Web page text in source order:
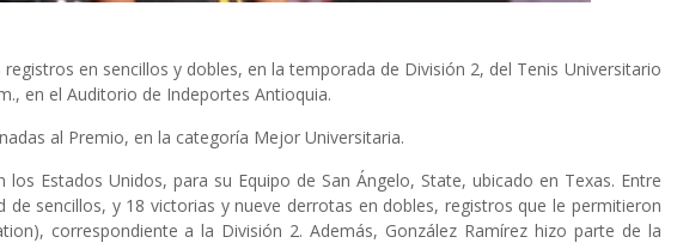
en sencillos y dobles, en la temporada de División 2, del Tenis Universitario
en el Auditorio de Indeportes Antioquia.
al Premio, en la categoría Mejor Universitaria.
Estados Unidos, para su Equipo de San Ángelo, State, ubicado en Texas. Entre
sencillos, y 18 victorias y nueve derrotas en dobles, registros que le permitieron
correspondiente a la División 2. Además, González Ramírez hizo parte de la